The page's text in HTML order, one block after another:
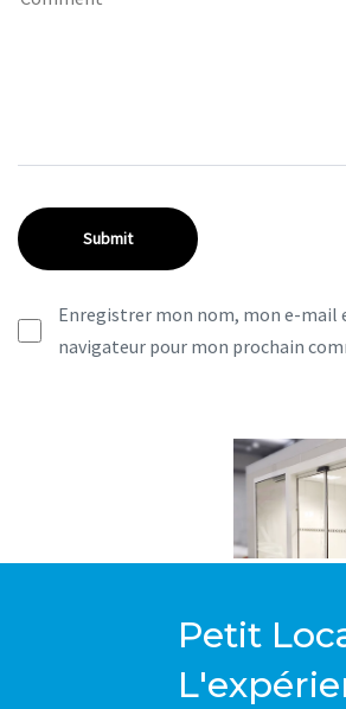
Enregistrer mon nom, mon e-mail
navigateur pour mon prochain
Petit